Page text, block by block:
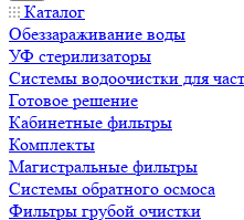
Каталог
Обеззараживание воды
УФ стерилизаторы
Системы водоочистки для
Готовое решение
Кабинетные фильтры
Комплекты
Магистральные фильтры
Системы обратного осмоса
Фильтры грубой очистки